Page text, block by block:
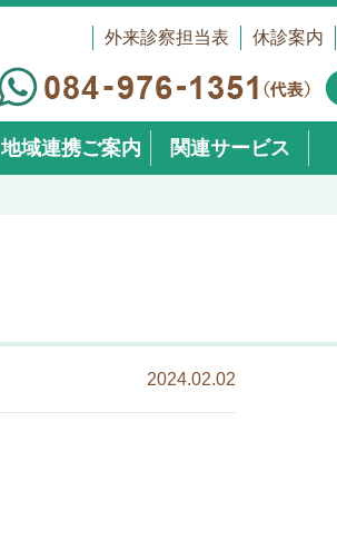
外来診察担当表 休診案内
地域連携ご案内 関連サービス
2024.02.02